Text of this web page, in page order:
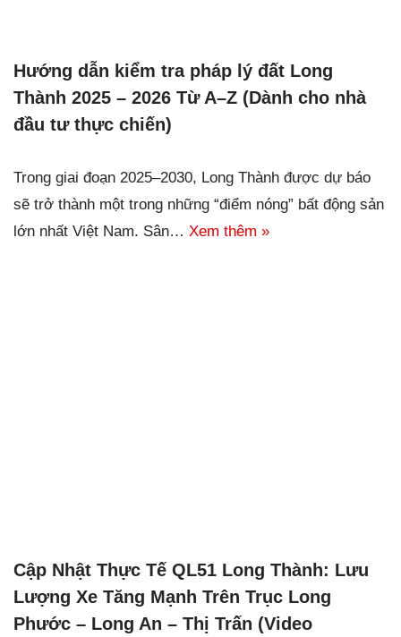
Hướng dẫn kiểm tra pháp lý đất Long
Thành 2025 – 2026 Từ A–Z (Dành cho nhà
đầu tư thực chiến)
Trong giai đoạn 2025–2030, Long Thành được dự báo
sẽ trở thành một trong những “điểm nóng” bất động sản
lớn nhất Việt Nam. Sân… Xem thêm »
Cập Nhật Thực Tế QL51 Long Thành: Lưu
Lượng Xe Tăng Mạnh Trên Trục Long
Phước – Long An – Thị Trấn (Video